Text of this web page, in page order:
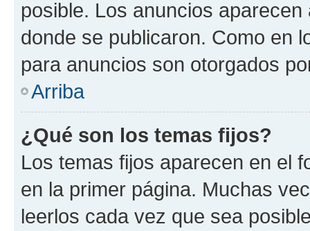
posible. Los anuncios
donde se publicaron. Como en
para anuncios son otorgados
Arriba
¿Qué son los temas fijos?
Los temas fijos aparecen en el
en la primer página. Muchas
leerlos cada vez que sea